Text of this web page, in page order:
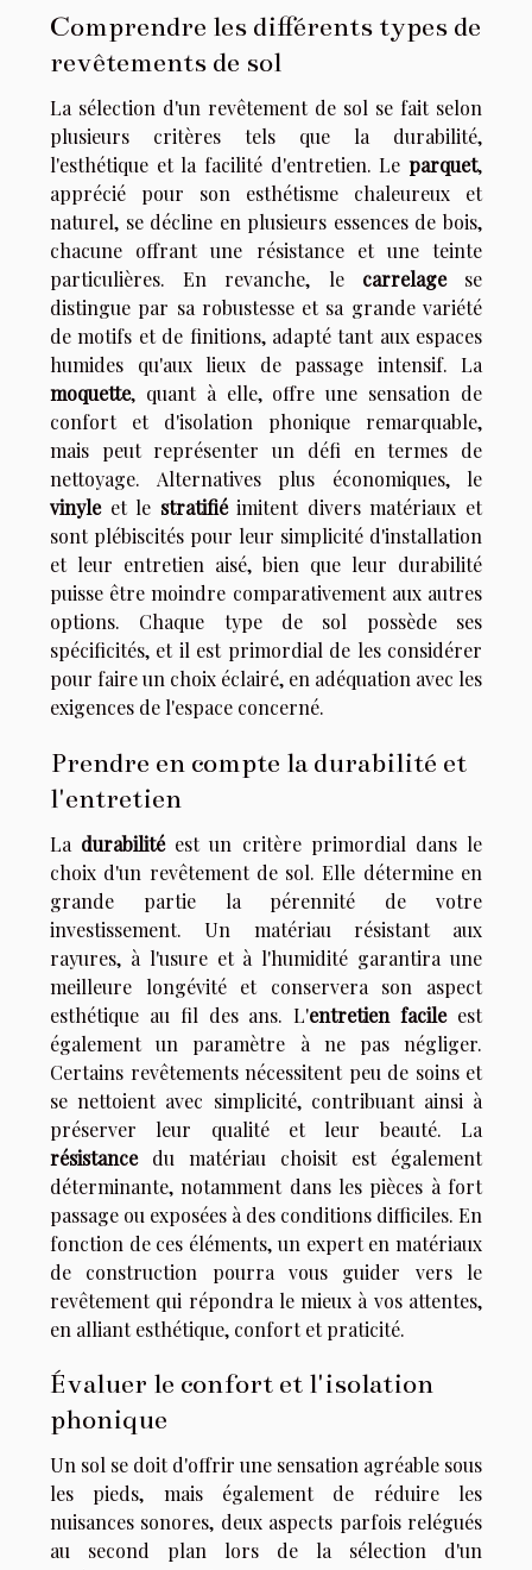
Comprendre les différents types de
revêtements de sol
La sélection d'un revêtement de sol se fait selon
plusieurs critères tels que la durabilité,
l'esthétique et la facilité d'entretien. Le parquet,
apprécié pour son esthétisme chaleureux et
naturel, se décline en plusieurs essences de bois,
chacune offrant une résistance et une teinte
particulières. En revanche, le carrelagese
distingue par sa robustesse et sa grande variété
de motifs et de finitions, adapté tant aux espaces
humides qu'aux lieux de passage intensif. La
moquette, quant à elle, offre une sensation de
confort et d'isolation phonique remarquable,
mais peut représenter un défi en termes de
nettoyage. Alternatives plus économiques, le
vinyleet le stratifiéimitent divers matériaux et
sont plébiscités pour leur simplicité d'installation
et leur entretien aisé, bien que leur durabilité
puisse être moindre comparativement aux autres
options. Chaque type de sol possède ses
spécificités, et il est primordial de les considérer
pour faire un choix éclairé, en adéquation avec les
exigences de l'espace concerné.
Prendre en compte la durabilité et
l'entretien
La durabilitéest un critère primordial dans le
choix d'un revêtement de sol. Elle détermine en
grande partie la pérennité de votre
investissement. Un matériau résistant aux
rayures, à l'usure et à l'humidité garantira une
meilleure longévité et conservera son aspect
esthétique au fil des ans. L'entretien facileest
également un paramètre à ne pas négliger.
Certains revêtements nécessitent peu de soins et
se nettoient avec simplicité, contribuant ainsi à
préserver leur qualité et leur beauté. La
résistancedu matériau choisit est également
déterminante, notamment dans les pièces à fort
passage ou exposées à des conditions difficiles. En
fonction de ces éléments, un expert en matériaux
de construction pourra vous guider vers le
revêtement qui répondra le mieux à vos attentes,
en alliant esthétique, confort et praticité.
Évaluer le confort et l'isolation
phonique
Un sol se doit d'offrir une sensation agréable sous
les pieds, mais également de réduire les
nuisances sonores, deux aspects parfois relégués
au second plan lors de la sélection d'un